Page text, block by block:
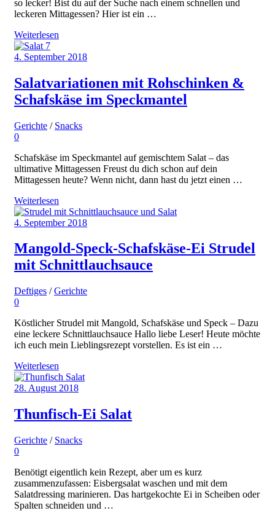
so lecker! Bist du auf der Suche nach einem schnellen und
leckeren Mittagessen? Hier ist ein …
Weiterlesen
4. September 2018
Salatvariationen mit Rohschinken &
Schafskäse im Speckmantel
Gerichte / Snacks
0
Schafskäse im Speckmantel auf gemischtem Salat – das
ultimative Mittagessen Freust du dich schon auf dein
Mittagessen heute? Wenn nicht, dann hast du jetzt einen …
Weiterlesen
4. September 2018
Mangold-Speck-Schafskäse-Ei Strudel
mit Schnittlauchsauce
Deftiges /Gerichte
0
Köstlicher Strudel mit Mangold, Schafskäse und Speck – Dazu
eine leckere Schnittlauchsauce Hallo liebe Leser! Heute möchte
ich euch mein Lieblingsrezept vorstellen. Es ist ein …
Weiterlesen
28. August 2018
Thunfisch-Ei Salat
Gerichte / Snacks
0
Benötigt eigentlich kein Rezept, aber um es kurz
zusammenzufassen: Eisbergsalat waschen und mit dem
Salatdressing marinieren. Das hartgekochte Ei in Scheiben oder
Spalten schneiden und …